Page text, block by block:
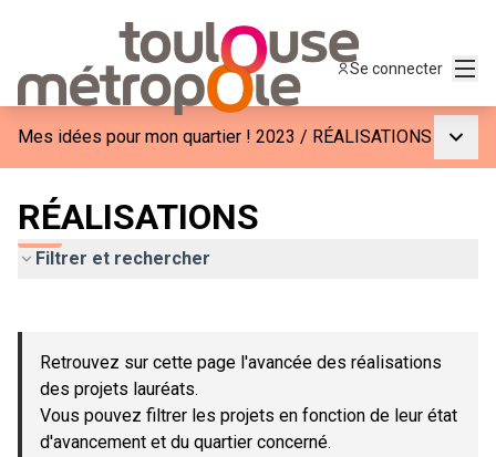
Se connecter
Mes idées pour mon quartier ! 2023 / RÉALISATIONS
RÉALISATIONS
Filtrer et rechercher
−
Retrouvez sur cette page l'avancée des réalisations
des projets lauréats.
Vous pouvez filtrer les projets en fonction de leur état
d'avancement et du quartier concerné.